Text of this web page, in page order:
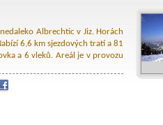
Albrechtic v Jiz. Horách
6,6 km sjezdových tratí a 81
a 6 vleků. Areál je v provozu